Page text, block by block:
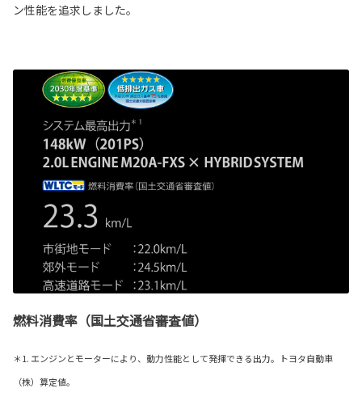
ン性能を追求しました。
燃料消費率（国土交通省審査値）
＊1. エンジンとモーターにより、動力性能として発揮できる出力。トヨタ自動車
（株）算定値。